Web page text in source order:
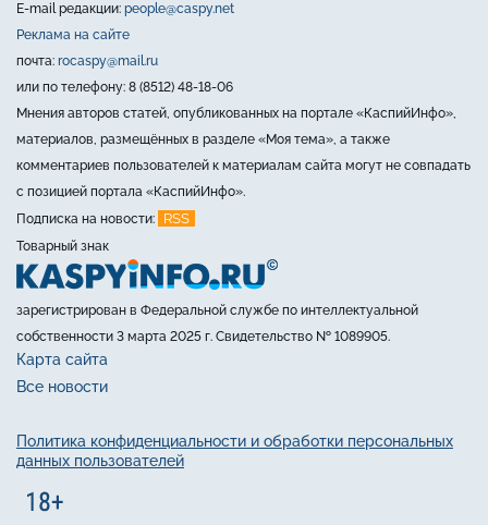
E-mail редакции: people@caspy.net
Реклама на сайте
почта: rocaspy@mail.ru
или по телефону: 8 (8512) 48-18-06
Мнения авторов статей, опубликованных на портале «КаспийИнфо»,
материалов, размещённых в разделе «Моя тема», а также
комментариев пользователей к материалам сайта могут не совпадать
с позицией портала «КаспийИнфо».
Подписка на новости:
RSS
Товарный знак
зарегистрирован в Федеральной службе по интеллектуальной
собственности 3 марта 2025 г. Свидетельство № 1089905.
Карта сайта
Все новости
Политика конфиденциальности и обработки персональных
данных пользователей